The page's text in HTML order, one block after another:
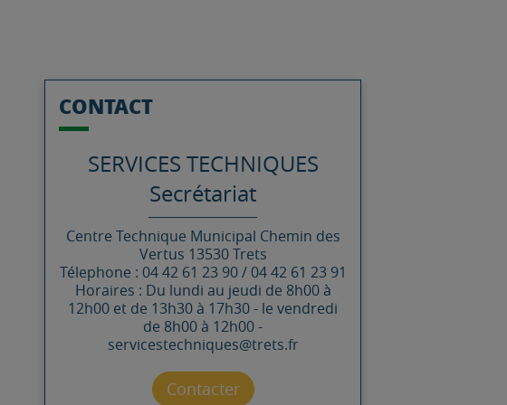
CONTACT
SERVICES TECHNIQUES
Secrétariat
Centre Technique Municipal Chemin des
Vertus 13530 Trets
Télephone : 04 42 61 23 90 / 04 42 61 23 91
Horaires : Du lundi au jeudi de 8h00 à
12h00 et de 13h30 à 17h30 - le vendredi
de 8h00 à 12h00 -
servicestechniques@trets.fr
Contacter par mail
Contacter